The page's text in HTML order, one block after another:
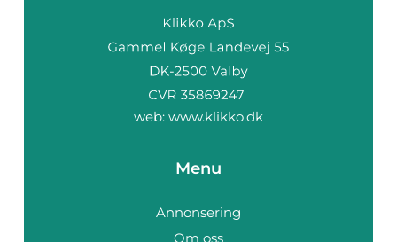
web: www.klikko.dk
Menu
Annonsering
Om oss